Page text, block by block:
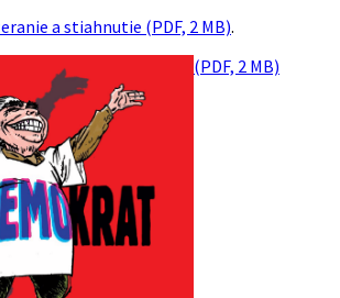
a stiahnutie (PDF, 2 MB).
(PDF, 2 MB)